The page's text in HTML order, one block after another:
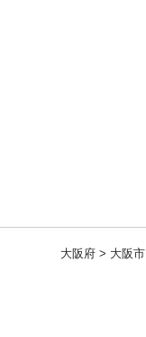
大阪府 > 大阪市